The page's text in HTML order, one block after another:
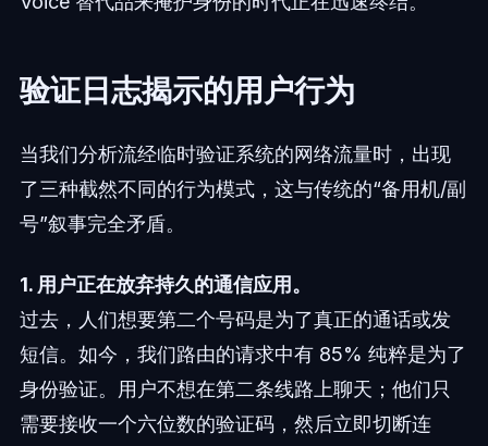
验证日志揭示的用户行为
当我们分析流经临时验证系统的网络流量时，出现
了三种截然不同的行为模式，这与传统的“备用机/副
号”叙事完全矛盾。
1. 用户正在放弃持久的通信应用。
过去，人们想要第二个号码是为了真正的通话或发
短信。如今，我们路由的请求中有 85% 纯粹是为了
身份验证。用户不想在第二条线路上聊天；他们只
需要接收一个六位数的验证码，然后立即切断连